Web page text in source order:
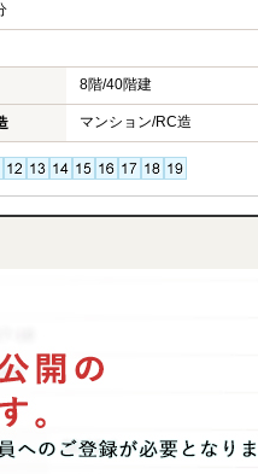
8階/40階建
マンション/RC造